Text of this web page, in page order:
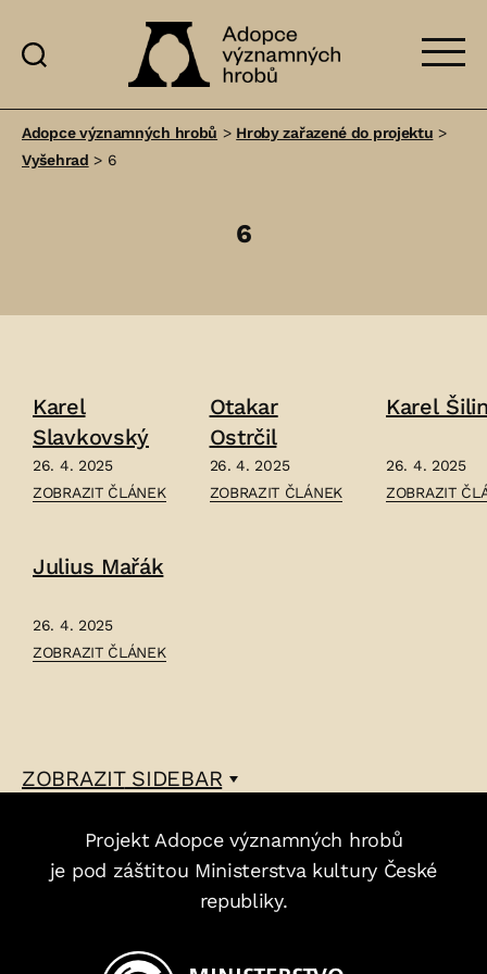
významných
Adopce významných hrobů > Hroby zařazené do projektu >
Vyšehrad > 6
6
Karel
Slavkovský
26. 4. 2025
ČLÁNEK:
–
ZOBRAZIT ČLÁNEK
Otakar
Ostrčil
26. 4. 2025
ČLÁNEK:
ZOBRAZIT ČLÁNEK
Karel
26. 4. 2025
ČLÁNEK:
ZOBRAZIT
Julius Mařák
26. 4. 2025
ČLÁNEK:
ZOBRAZIT ČLÁNEK
ZOBRAZITSIDEBAR
Projekt Adopce významných hrobů
je pod záštitou Ministerstva kultury České
republiky.